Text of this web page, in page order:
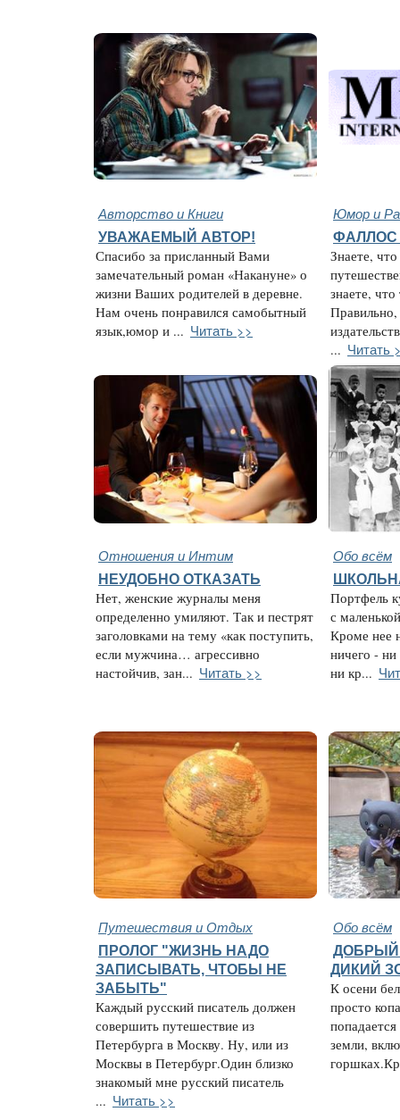
Авторство и Книги Юмор и
УВАЖАЕМЫЙ АВТОР!
Спасибо за присланный Вами
замечательный роман «Накануне» о
жизни Ваших родителей в деревне.
Нам очень понравился самобытный
язык,юмор и ... Читать >>
ФАЛЛОС
Знаете,
знаете,
Правильно,
... Читать
Отношения и Интим Обо всём
НЕУДОБНО ОТКАЗАТЬ
Нет, женские журналы меня
определенно умиляют. Так и пестрят
заголовками на тему «как поступить,
если мужчина… агрессивно
настойчив, зан... Читать >>
Портфель
с
Кроме нее
ничего -
ни кр...
Путешествия и Отдых Обо всём
ПРОЛОГ "ЖИЗНЬ НАДО
ЗАПИСЫВАТЬ, ЧТОБЫ НЕ
ЗАБЫТЬ"
Каждый русский писатель должен
совершить путешествие из
Петербурга в Москву. Ну, или из
Москвы в Петербург.Один близко
знакомый мне русский писатель
... Читать >>
ДОБРЫЙ
ДИКИЙ
К осени
просто
земли,